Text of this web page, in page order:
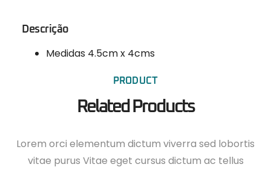
Descrição
Medidas 4.5cm x 4cms
PRODUCT
Related Products
Lorem orci elementum dictum viverra sed lobortis
vitae purus Vitae eget cursus dictum ac tellus